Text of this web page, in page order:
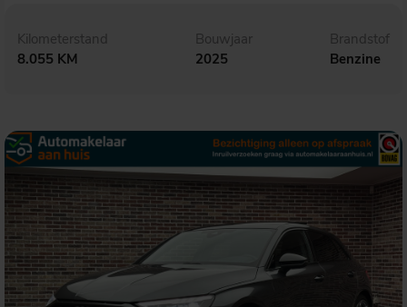
Kilometerstand
8.055 KM
Bouwjaar
2025
Brandstof
Benzine